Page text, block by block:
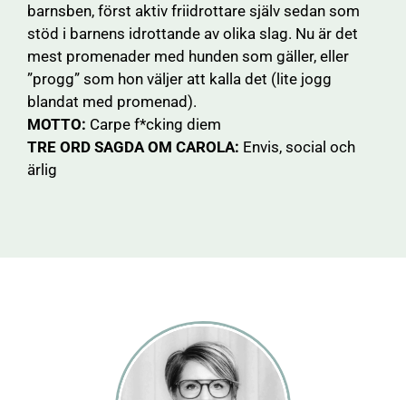
barnsben, först aktiv friidrottare själv sedan som
stöd i barnens idrottande av olika slag. Nu är det
mest promenader med hunden som gäller, eller
”progg” som hon väljer att kalla det (lite jogg
blandat med promenad).
MOTTO: Carpe f*cking diem
TRE ORD SAGDA OM CAROLA: Envis, social och
ärlig